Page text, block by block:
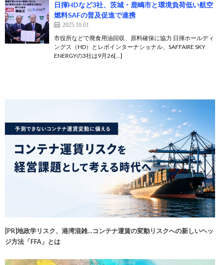
日揮HDなど3社、茨城・鹿嶋市と環境負荷低い航空
燃料SAFの普及促進で連携
2025.10.01
市役所などで廃食用油回収、原料確保に協力 日揮ホールディ
ングス（HD）とレボインターナショナル、SAFFAIRE SKY
ENERGYの3社は9月26[…]
[PR]地政学リスク、港湾混雑…コンテナ運賃の変動リスクへの新しいヘッ
ジ方法「FFA」とは